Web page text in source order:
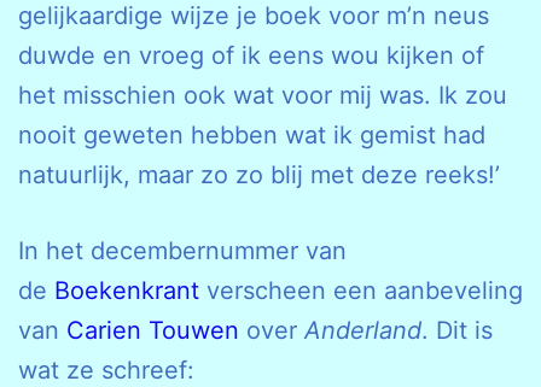
gelijkaardige wijze je boek voor m’n neus
duwde en vroeg of ik eens wou kijken of
het misschien ook wat voor mij was. Ik zou
nooit geweten hebben wat ik gemist had
natuurlijk, maar zo zo blij met deze reeks!’
In het decembernummer van
de Boekenkrant verscheen een aanbeveling
van Carien Touwen over Anderland. Dit is
wat ze schreef: